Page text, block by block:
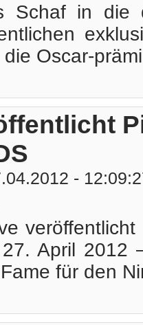
Schaf in die
Oscar-
-
April 2012
für den